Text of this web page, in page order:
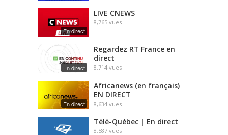
En direct
LIVE CNEWS
8,765 vues
En direct
Regardez RT France en
direct
8,714 vues
En direct
Africanews (en français)
EN DIRECT
8,634 vues
Télé-Québec | En direct
8,587 vues